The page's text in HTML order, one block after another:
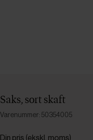
Saks, sort skaft
Varenummer: 50354005
Din pris (ekskl. moms)